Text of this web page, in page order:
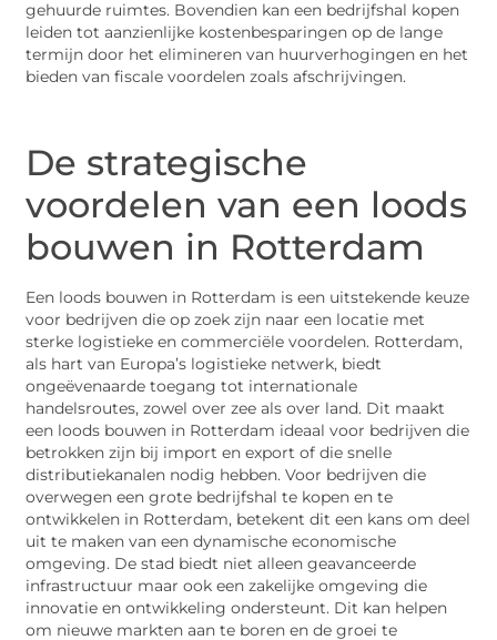
gehuurde ruimtes. Bovendien kan een bedrijfshal kopen
leiden tot aanzienlijke kostenbesparingen op de lange
termijn door het elimineren van huurverhogingen en het
bieden van fiscale voordelen zoals afschrijvingen.
De strategische
voordelen van een loods
bouwen in Rotterdam
Een loods bouwen in Rotterdam is een uitstekende keuze
voor bedrijven die op zoek zijn naar een locatie met
sterke logistieke en commerciële voordelen. Rotterdam,
als hart van Europa’s logistieke netwerk, biedt
ongeëvenaarde toegang tot internationale
handelsroutes, zowel over zee als over land. Dit maakt
een loods bouwen in Rotterdam ideaal voor bedrijven die
betrokken zijn bij import en export of die snelle
distributiekanalen nodig hebben. Voor bedrijven die
overwegen een grote bedrijfshal te kopen en te
ontwikkelen in Rotterdam, betekent dit een kans om deel
uit te maken van een dynamische economische
omgeving. De stad biedt niet alleen geavanceerde
infrastructuur maar ook een zakelijke omgeving die
innovatie en ontwikkeling ondersteunt. Dit kan helpen
om nieuwe markten aan te boren en de groei te